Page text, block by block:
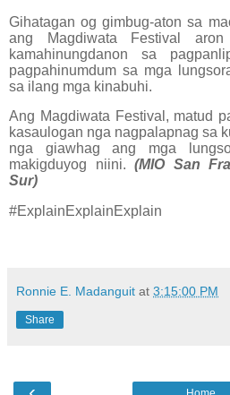
Gihatagan og gimbug-aton sa
ang Magdiwata Festival
kamahinungdanon sa
pagpahinumdum sa mga
sa ilang mga kinabuhi.
Ang Magdiwata Festival, matud
kasaulogan nga nagpalapnag sa
nga giawhag ang mga
makigduyog niini.(MIO San
Sur)
#ExplainExplainExplain
Ronnie E. Madanguit at 3:15:00 PM
Share